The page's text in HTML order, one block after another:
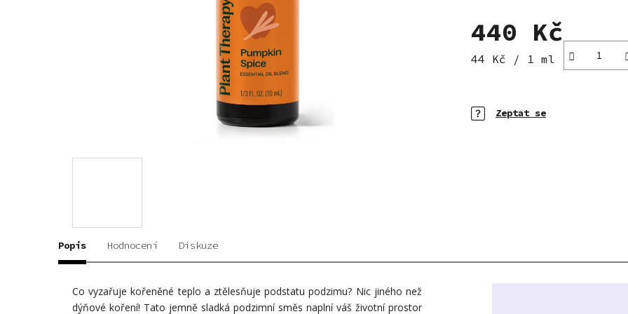
440 Kč
Měrná cena:
44 Kč / 1 ml
Zeptat se
Popis Hodnocení Diskuze
Co vyzařuje kořeněné teplo a ztělesňuje podstatu podzimu? Nic jiného než
dýňové koření! Tato jemně sladká podzimní směs naplní váš životní prostor